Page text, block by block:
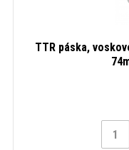
TTR páska,